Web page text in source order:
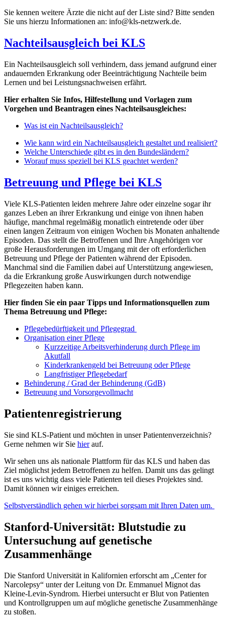
Sie kennen weitere Ärzte die nicht auf der Liste sind? Bitte senden
Sie uns hierzu Informationen an: info@kls-netzwerk.de.
Nachteilsausgleich bei KLS
Ein Nachteilsausgleich soll verhindern, dass jemand aufgrund einer
andauernden Erkrankung oder Beeinträchtigung Nachteile beim
Lernen und bei Leistungsnachweisen erfährt.
Hier erhalten Sie Infos, Hilfestellung und Vorlagen zum
Vorgehen und Beantragen eines Nachteilsausgleiches:
Was ist ein Nachteilsausgleich?
Wie kann wird ein Nachteilsausgleich gestaltet und realisiert?
Welche Unterschiede gibt es in den Bundesländern?
Worauf muss speziell bei KLS geachtet werden?
Betreuung und Pflege bei KLS
Viele KLS-Patienten leiden mehrere Jahre oder einzelne sogar ihr
ganzes Leben an ihrer Erkrankung und einige von ihnen haben
häufige, manchmal regelmäßig monatlich eintretende oder über
einen langen Zeitraum von einigen Wochen bis Monaten anhaltende
Episoden. Das stellt die Betroffenen und Ihre Angehörigen vor
große Herausforderungen im Umgang mit der oft erforderlichen
Betreuung und Pflege der Patienten während der Episoden.
Manchmal sind die Familien dabei auf Unterstützung angewiesen,
da die Erkrankung große Auswirkungen durch notwendige
Pflegezeiten haben kann.
Hier finden Sie ein paar Tipps und Informationsquellen zum
Thema Betreuung und Pflege:
Pflegebedürftigkeit und Pflegegrad
Organisation einer Pflege
Kurzzeitige Arbeitsverhinderung durch Pflege im
Akutfall
Kinderkrankengeld bei Betreuung oder Pflege
Langfristiger Pflegebedarf
Behinderung / Grad der Behinderung (GdB)
Betreuung und Vorsorgevollmacht
Patientenregistrierung
Sie sind KLS-Patient und möchten in unser Patientenverzeichnis?
Gerne nehmen wir Sie hierauf.
Wir sehen uns als nationale Plattform für das KLS und haben das
Ziel möglichst jedem Betroffenen zu helfen. Damit uns das gelingt
ist es uns wichtig dass viele Patienten teil dieses Projektes sind.
Damit können wir einiges erreichen.
Selbstverständlich gehen wir hierbei sorgsam mit Ihren Daten um.
Stanford-Universität: Blutstudie zu
Untersuchung auf genetische
Zusammenhänge
Die Stanford Universität in Kalifornien erforscht am „Center for
Narcolepsy“ unter der Leitung von Dr. Emmanuel Mignot das
Kleine-Levin-Syndrom. Hierbei untersucht er Blut von Patienten
und Kontrollgruppen um auf mögliche genetische Zusammenhänge
zu stoßen.